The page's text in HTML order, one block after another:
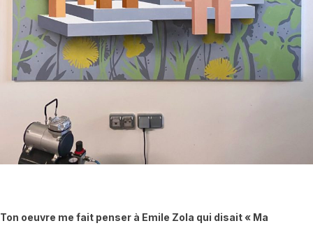
Ton oeuvre me fait penser à Emile Zola qui disait « Ma